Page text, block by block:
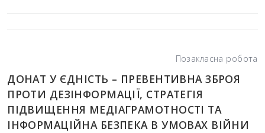
Позакласна робота
ДОНАТ У ЄДНІСТЬ – ПРЕВЕНТИВНА ЗБРОЯ
ПРОТИ ДЕЗІНФОРМАЦІЇ, СТРАТЕГІЯ
ПІДВИЩЕННЯ МЕДІАГРАМОТНОСТІ ТА
ІНФОРМАЦІЙНА БЕЗПЕКА В УМОВАХ ВІЙНИ